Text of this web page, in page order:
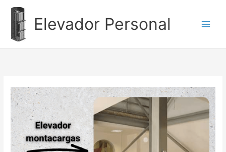
contenido
Elevador Personal